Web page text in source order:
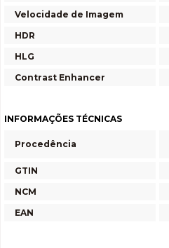
Velocidade de Imagem
HDR
HLG
Contrast Enhancer
INFORMAÇÕES TÉCNICAS
Procedência
GTIN
NCM
EAN